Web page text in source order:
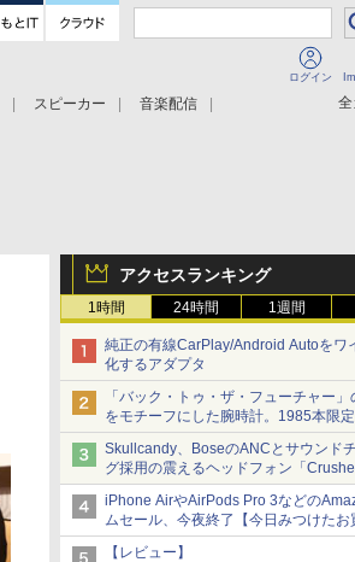
ログイン
全
スピーカー
音楽配信
アクセスランキング
1時間 24時間 1週間
純正の有線CarPlay/Android Autoをワ
化するアダプタ
「バック・トゥ・ザ・フューチャー」
をモチーフにした腕時計。1985本限定
Skullcandy、BoseのANCとサウンド
グ採用の震えるヘッドフォン「
ANC」
iPhone AirやAirPods Pro 3などの
ムセール、今夜終了【今日みつけたお
品】
【レビュー】